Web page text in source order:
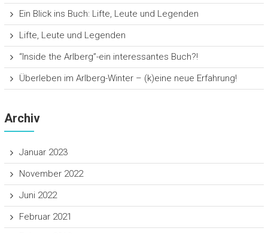
Ein Blick ins Buch: Lifte, Leute und Legenden
Lifte, Leute und Legenden
“Inside the Arlberg”-ein interessantes Buch?!
Überleben im Arlberg-Winter – (k)eine neue Erfahrung!
Archiv
Januar 2023
November 2022
Juni 2022
Februar 2021